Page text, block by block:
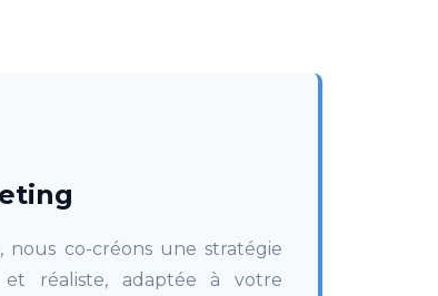
nous co-créons une stratégie
et réaliste, adaptée à votre